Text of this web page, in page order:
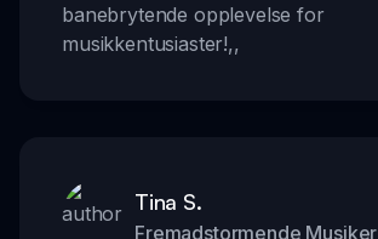
banebrytende opplevelse for
musikkentusiaster!,,
Tina S.
Fremadstormende Musiker